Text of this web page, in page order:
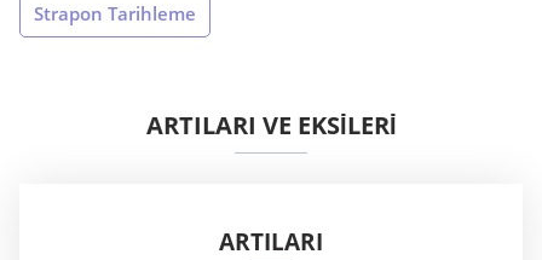
Strapon Tarihleme
ARTILARI VE EKSİLERİ
ARTILARI